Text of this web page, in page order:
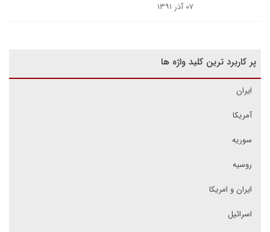
۰۷ آذر ۱۳۹۱
پر کاربرد ترین کلید واژه ها
ایران
آمریکا
سوریه
روسیه
ایران و امریکا
اسرائیل